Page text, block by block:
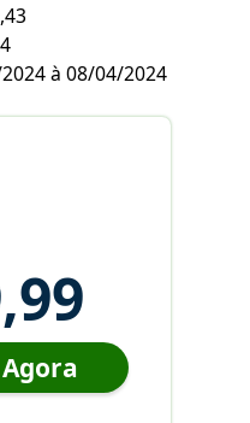
à 08/04/2024